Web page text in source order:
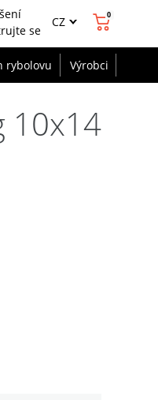
se
CZ 0
rybolovu Výrobci
10x14